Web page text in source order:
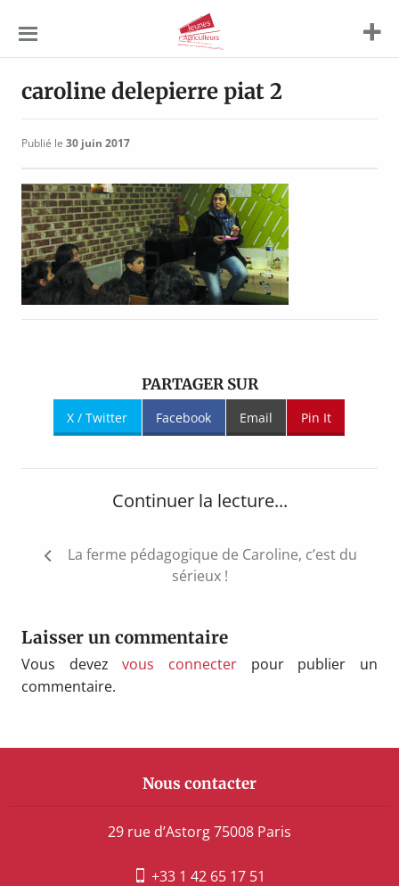
Agriculteurs
caroline delepierre piat 2
Publié le 30 juin 2017
PARTAGER SUR
X / Twitter Facebook Email Pin It
Continuer la lecture...
Navigation
La ferme pédagogique de Caroline, c’est du
sérieux !
Laisser un commentaire
Vous devezvous connecter pour publier un
commentaire.
Nous contacter
29 rue d’Astorg 75008 Paris
+33 1 42 65 17 51